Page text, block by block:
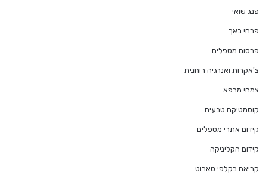
פנג שואי
פרחי באך
פרסום מטפלים
צ'אקרות ואנרגיה רוחנית
צמחי מרפא
קוסמטיקה טבעית
קידום אתרי מטפלים
קידום הקליניקה
קריאה בקלפי טארוט